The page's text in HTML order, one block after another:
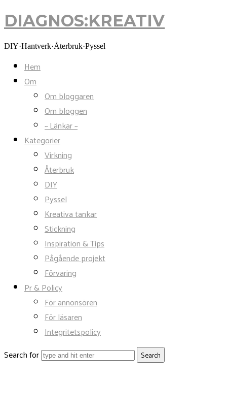
DIAGNOS:KREATIV
DIAGNOS:KREATIV
DIY·Hantverk·Återbruk·Pyssel
Hem
Om
Om bloggaren
Om bloggen
~ Länkar ~
Kategorier
Virkning
Återbruk
DIY
Pyssel
Kreativa tankar
Stickning
Inspiration & Tips
Pågående projekt
Förvaring
Pr & Policy
För annonsören
För läsaren
Integritetspolicy
Search for